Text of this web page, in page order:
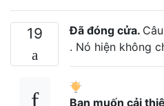
19 Đã đóng cửa.
. Nó hiện không
Bạn muốn cải